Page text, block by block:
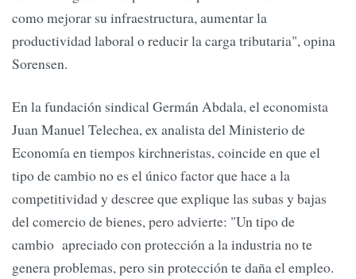
como mejorar su infraestructura, aumentar la
productividad laboral o reducir la carga tributaria", opina
Sorensen.
En la fundación sindical Germán Abdala, el economista
Juan Manuel Telechea, ex analista del Ministerio de
Economía en tiempos kirchneristas, coincide en que el
tipo de cambio no es el único factor que hace a la
competitividad y descree que explique las subas y bajas
del comercio de bienes, pero advierte: "Un tipo de
cambio apreciado con protección a la industria no te
genera problemas, pero sin protección te daña el empleo.